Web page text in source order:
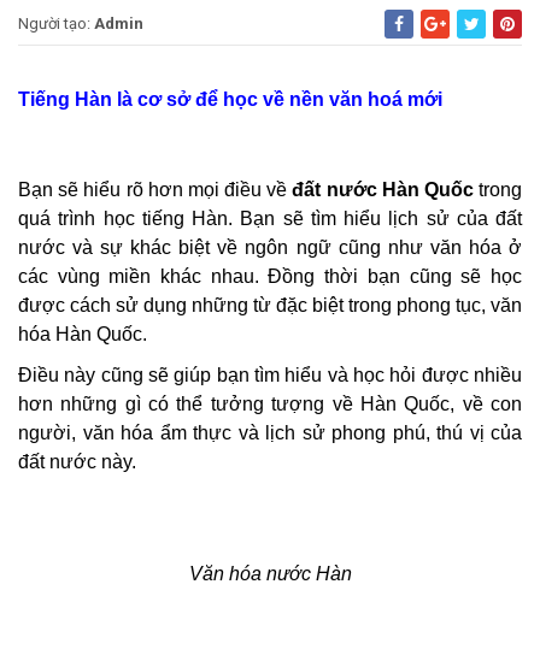
Người tạo: Admin
Tiếng Hàn là cơ sở để học về nền văn hoá mới
Bạn sẽ hiểu rõ hơn mọi điều vềđất nước Hàn Quốctrong
quá trình học tiếng Hàn. Bạn sẽ tìm hiểu lịch sử của đất
nước và sự khác biệt về ngôn ngữ cũng như văn hóa ở
các vùng miền khác nhau. Đồng thời bạn cũng sẽ học
được cách sử dụng những từ đặc biệt trong phong tục, văn
hóa Hàn Quốc.
Điều này cũng sẽ giúp bạn tìm hiểu và học hỏi được nhiều
hơn những gì có thể tưởng tượng về Hàn Quốc, về con
người, văn hóa ẩm thực và lịch sử phong phú, thú vị của
đất nước này.
Văn hóa nước Hàn